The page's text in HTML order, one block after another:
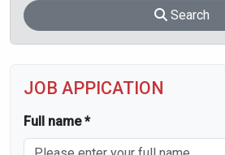
Search
JOB APPICATION
Full name *